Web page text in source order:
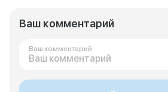
Ваш комментарий
Ваш комментарий